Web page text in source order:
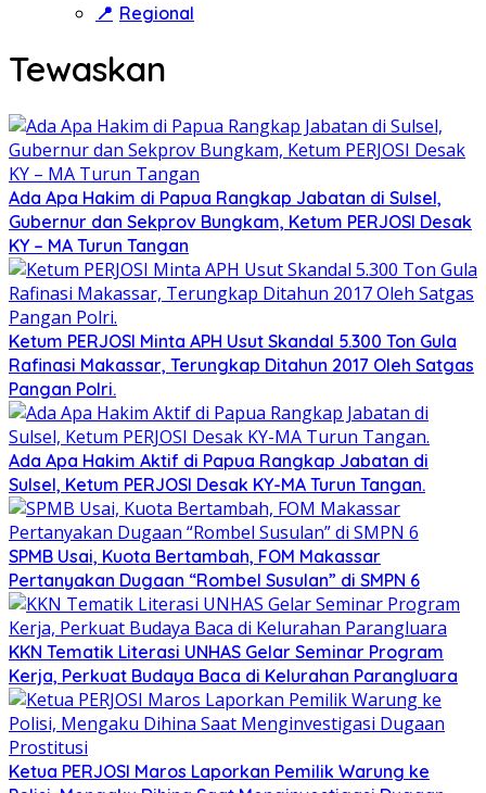
📍 Regional
Tewaskan
Ada Apa Hakim di Papua Rangkap Jabatan di Sulsel,
Gubernur dan Sekprov Bungkam, Ketum PERJOSI Desak
KY – MA Turun Tangan
Ketum PERJOSI Minta APH Usut Skandal 5.300 Ton Gula
Rafinasi Makassar, Terungkap Ditahun 2017 Oleh Satgas
Pangan Polri.
Ada Apa Hakim Aktif di Papua Rangkap Jabatan di
Sulsel, Ketum PERJOSI Desak KY-MA Turun Tangan.
SPMB Usai, Kuota Bertambah, FOM Makassar
Pertanyakan Dugaan “Rombel Susulan” di SMPN 6
KKN Tematik Literasi UNHAS Gelar Seminar Program
Kerja, Perkuat Budaya Baca di Kelurahan Parangluara
Ketua PERJOSI Maros Laporkan Pemilik Warung ke